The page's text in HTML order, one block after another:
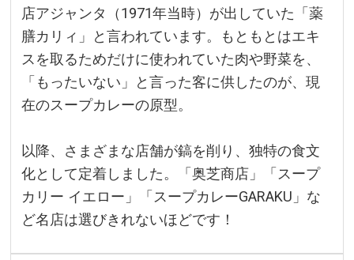
店アジャンタ（1971年当時）が出していた「薬
膳カリィ」と言われています。もともとはエキ
スを取るためだけに使われていた肉や野菜を、
「もったいない」と言った客に供したのが、現
在のスープカレーの原型。
以降、さまざまな店舗が鎬を削り、独特の食文
化として定着しました。「奥芝商店」「スープ
カリー イエロー」「スープカレーGARAKU」な
ど名店は選びきれないほどです！